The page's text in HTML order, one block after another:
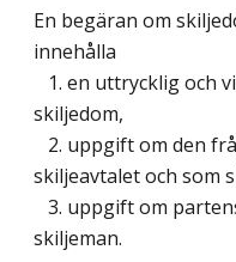
En begäran om
innehålla
1. en uttrycklig och
skiljedom,
2. uppgift om den
skiljeavtalet och som
3. uppgift om
skiljeman.